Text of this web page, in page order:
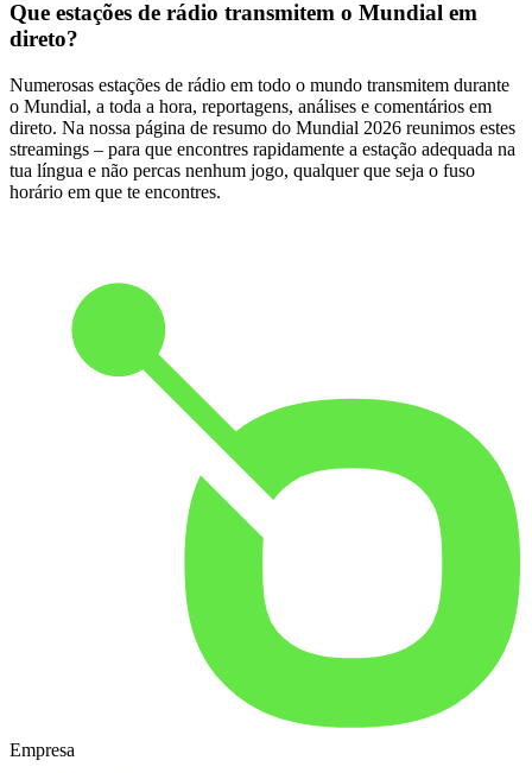
Que estações de rádio transmitem o Mundial em
direto?
Numerosas estações de rádio em todo o mundo transmitem durante
o Mundial, a toda a hora, reportagens, análises e comentários em
direto. Na nossa página de resumo do Mundial 2026 reunimos estes
streamings – para que encontres rapidamente a estação adequada na
tua língua e não percas nenhum jogo, qualquer que seja o fuso
horário em que te encontres.
Empresa